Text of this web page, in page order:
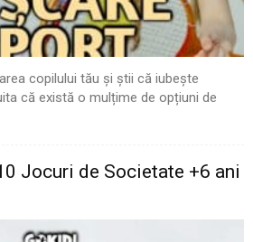
copilului tău și știi că iubește
că există o mulțime de opțiuni de
Jocuri de Societate +6 ani